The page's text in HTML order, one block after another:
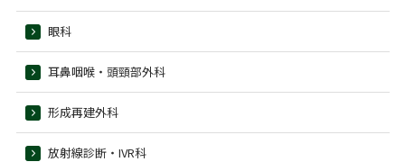
眼科
耳鼻咽喉・頭頸部外科
形成再建外科
放射線診断・IVR科